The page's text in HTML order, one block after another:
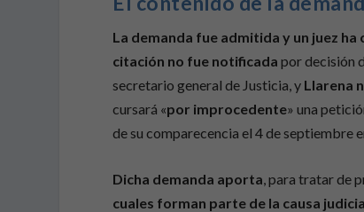
La demanda fue admitida y un juez
citación no fue notificada por decisión
secretario general de Justicia, y Llarena
cursará «por improcedente» una
de su comparecencia el 4 de septiembre
Dicha demanda aporta, para tratar de
cuales forman parte de la causa